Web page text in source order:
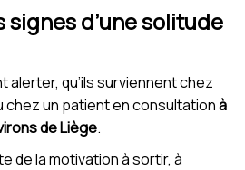
signes d’une solitude
alerter, qu’ils surviennent chez
chez un patient en consultationà
de Liège.
de la motivation à sortir, à